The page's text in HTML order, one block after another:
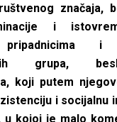
značaja,
i
pripadnicima i
grupa,
koji putem
i socijalnu
u kojoj je malo